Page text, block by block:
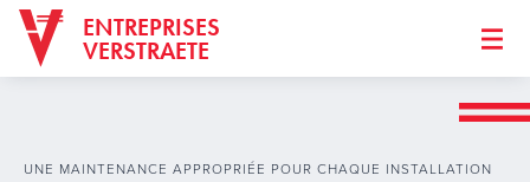
ENTREPRISES
VERSTRAETE
UNE MAINTENANCE APPROPRIÉE POUR CHAQUE INSTALLATION